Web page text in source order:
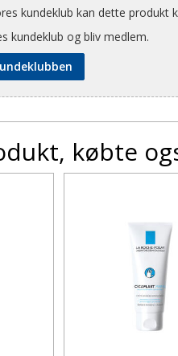
kundeklub kan dette produkt
kundeklub og bliv medlem.
købte